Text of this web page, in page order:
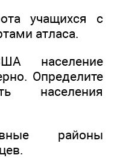
учащихся с
атласа.
население
Определите
населения
районы